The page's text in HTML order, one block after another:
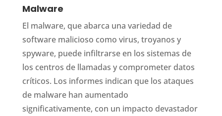
Malware
El malware, que abarca una variedad de
software malicioso como virus, troyanos y
spyware, puede infiltrarse en los sistemas de
los centros de llamadas y comprometer datos
críticos. Los informes indican que los ataques
de malware han aumentado
significativamente, con un impacto devastador